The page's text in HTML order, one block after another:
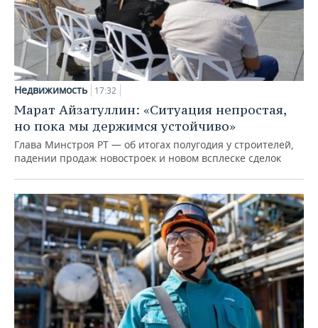
Недвижимость 17:32
Марат Айзатуллин: «Ситуация непростая,
но пока мы держимся устойчиво»
Глава Минстроя РТ — об итогах полугодия у строителей,
падении продаж новостроек и новом всплеске сделок